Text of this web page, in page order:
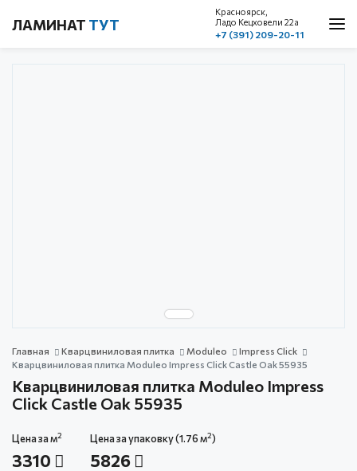
ЛАМИНАТ ТУТ
Красноярск,
Ладо Кецховели 22a
+7 (391) 209-20-11
Главная
Кварцвиниловая плитка Moduleo
Impress Click
Кварцвиниловая плитка Moduleo Impress Click Castle Oak 55935
Кварцвиниловая плитка Moduleo Impress
Click Castle Oak 55935
Цена за м2
3310
Цена за упаковку (1.76 м2)
5826